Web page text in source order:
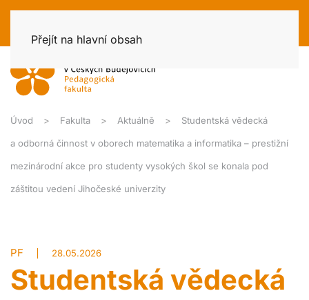
Přejít na hlavní obsah
Úvod Fakulta Aktuálně Studentská vědecká
a odborná činnost v oborech matematika a informatika – prestižní
mezinárodní akce pro studenty vysokých škol se konala pod
záštitou vedení Jihočeské univerzity
PF 28.05.2026
Studentská vědecká